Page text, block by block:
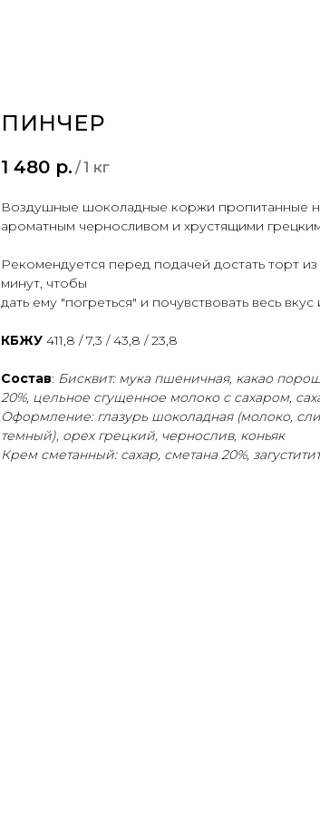
ПИНЧЕР
1 480 р. /1 кг
Воздушные шоколадные коржи пропитанные
ароматным черносливом и хрустящими
Рекомендуется перед подачей достать торт
минут, чтобы
дать ему "погреться" и почувствовать весь
КБЖУ 411,8 / 7,3 / 43,8 / 23,8
Состав: Бисквит: мука пшеничная, какао
20%, цельное сгущенное молоко с сахаром,
Оформление: глазурь шоколадная (молоко,
темный), орех грецкий, чернослив, коньяк
Крем сметанный: сахар, сметана 20%,